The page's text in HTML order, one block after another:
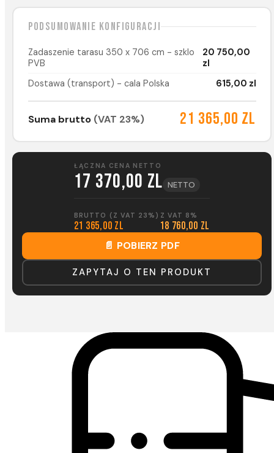
Podsumowanie konfiguracji
Zadaszenie tarasu 350 x 706 cm - szklo
PVB
20 750,00
zl
Dostawa (transport) - cala Polska
615,00 zl
Suma brutto (VAT 23%) 21 365,00 zl
ŁĄCZNA CENA NETTO
17 370,00 zl NETTO
BRUTTO (Z VAT 23%)
21 365,00 zl
Z VAT 8%
18 760,00 zl
📄 POBIERZ PDF
ZAPYTAJ O TEN PRODUKT